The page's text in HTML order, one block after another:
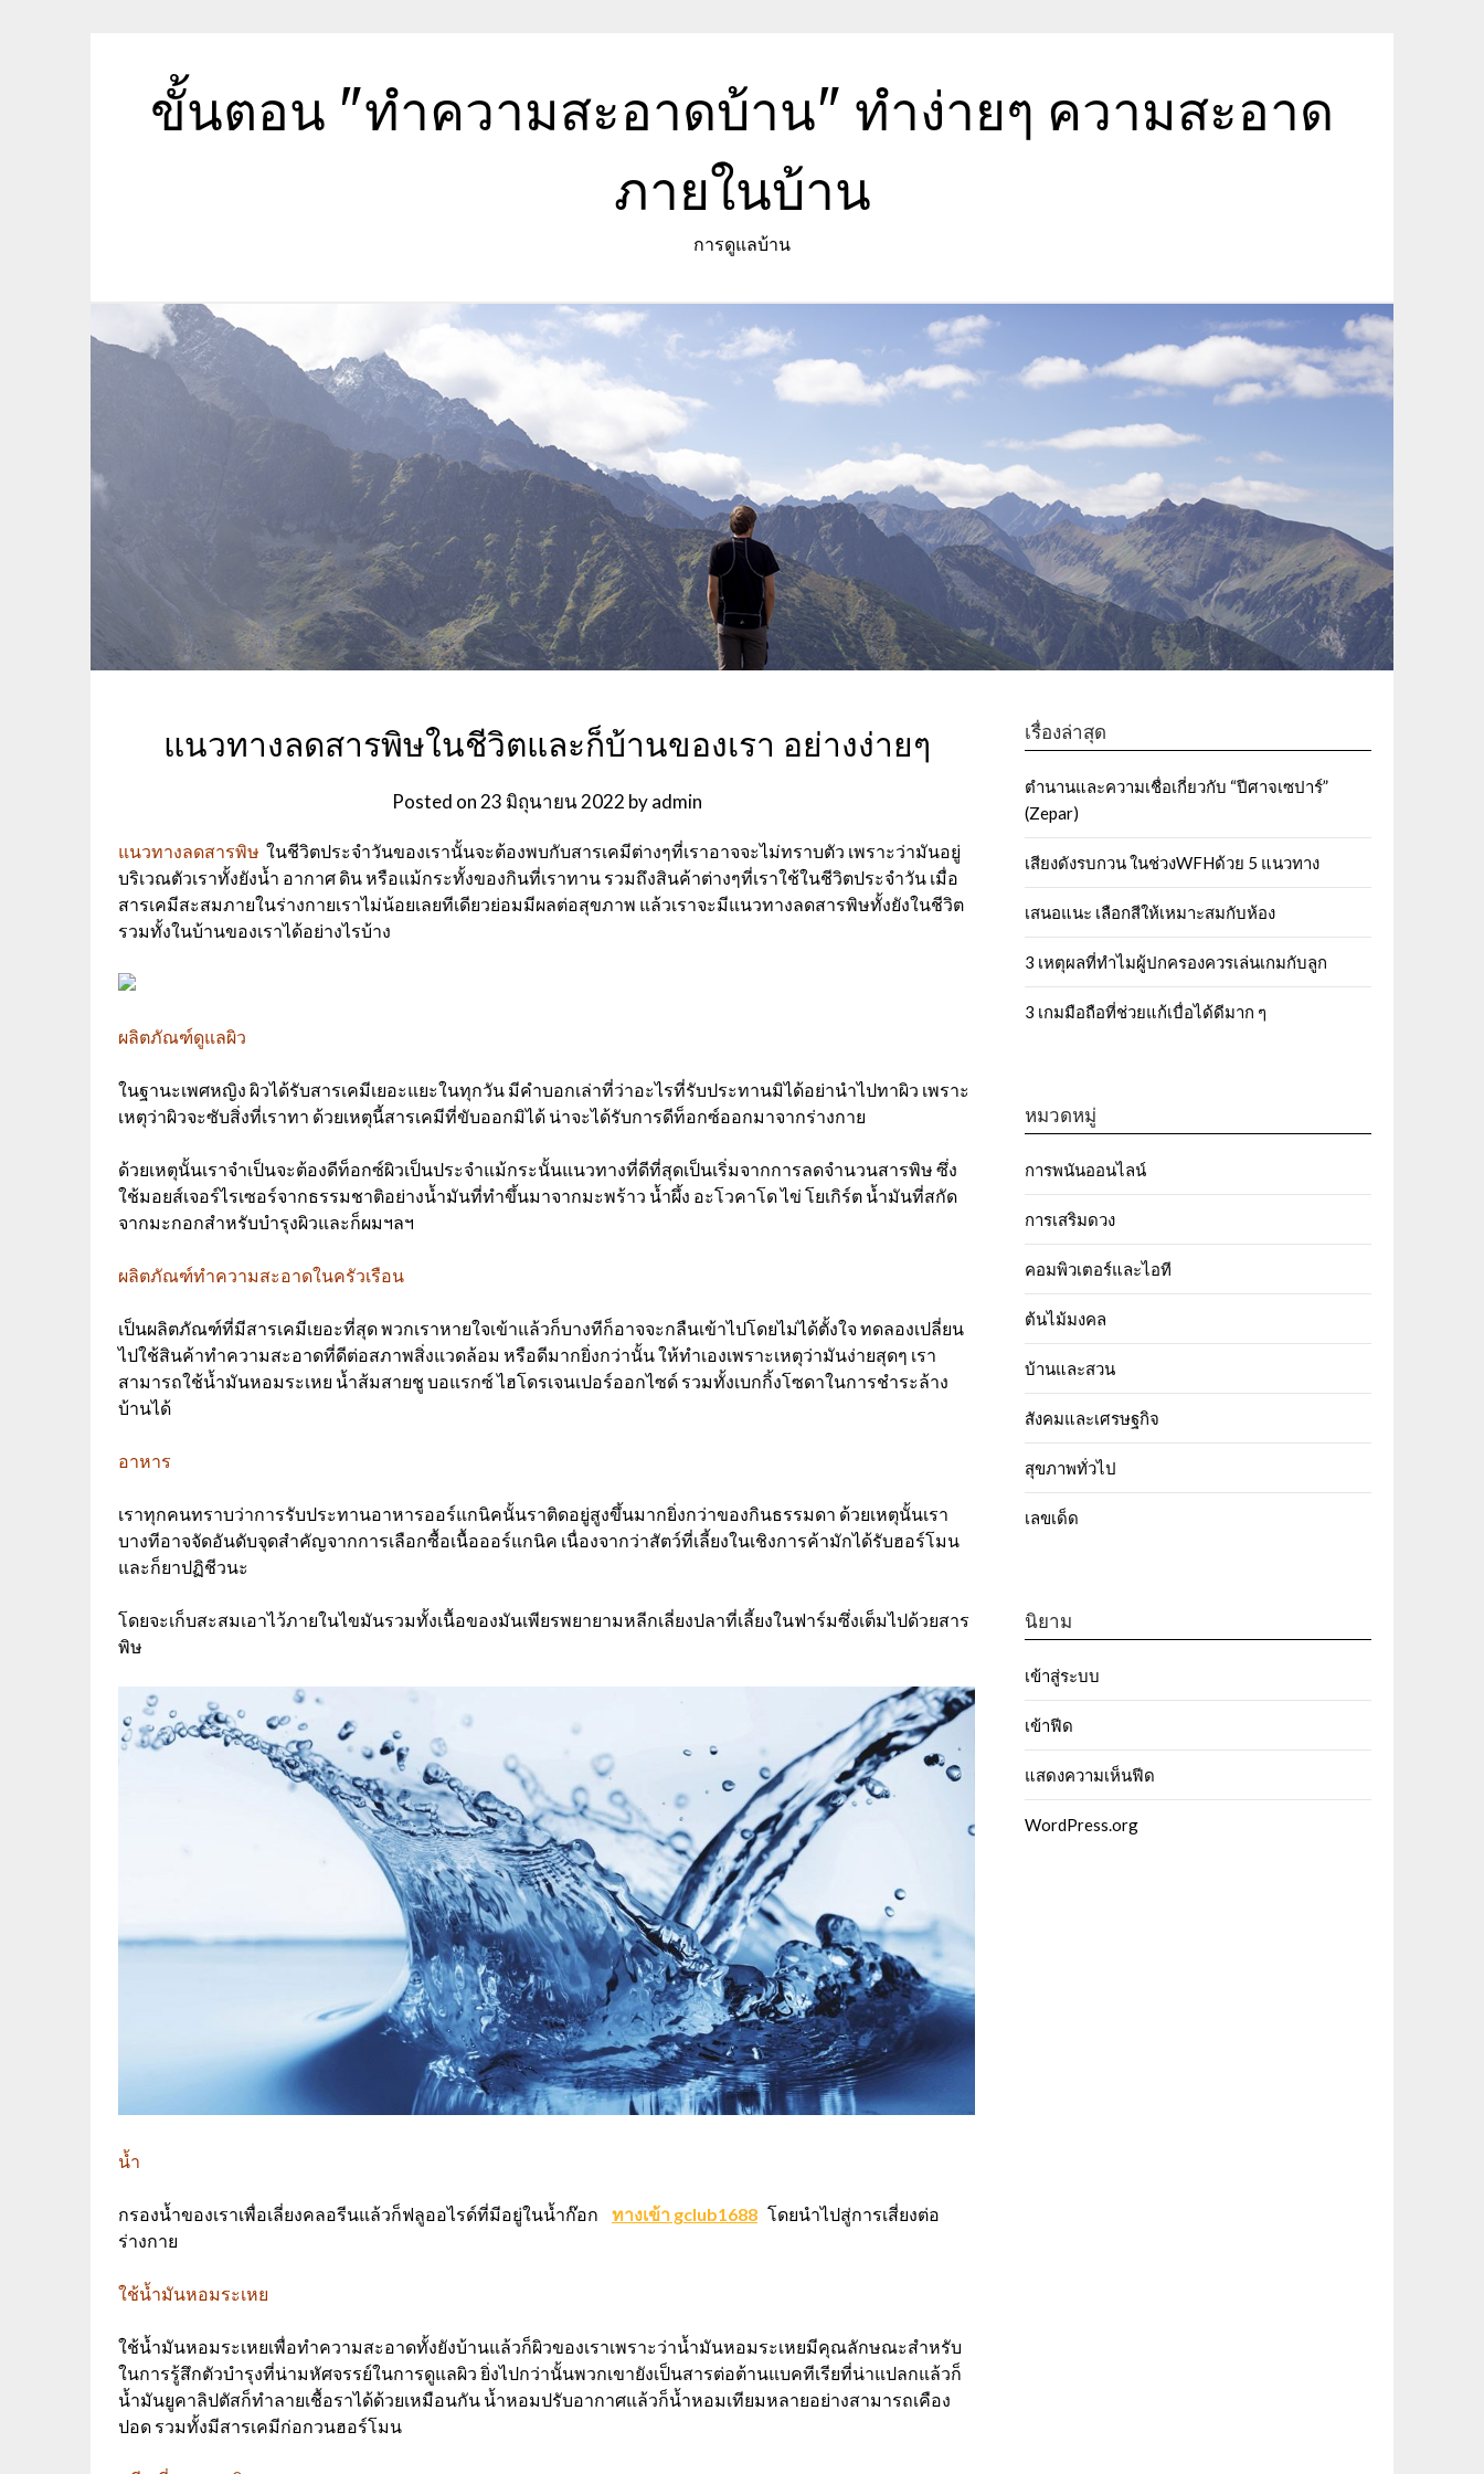
ขั้นตอน "ทำความสะอาดบ้าน" ทำง่ายๆ ความสะอาด
ภายในบ้าน
การดูแลบ้าน
แนวทางลดสารพิษในชีวิตและก็บ้านของเรา อย่างง่ายๆ
Posted on23 มิถุนายน 2022 byadmin
แนวทางลดสารพิษ ในชีวิตประจำวันของเรานั้นจะต้องพบกับสารเคมีต่างๆที่เราอาจจะไม่ทราบตัว เพราะว่ามันอยู่
บริเวณตัวเราทั้งยังน้ำ อากาศ ดิน หรือแม้กระทั้งของกินที่เราทาน รวมถึงสินค้าต่างๆที่เราใช้ในชีวิตประจำวัน เมื่อ
สารเคมีสะสมภายในร่างกายเราไม่น้อยเลยทีเดียวย่อมมีผลต่อสุขภาพ แล้วเราจะมีแนวทางลดสารพิษทั้งยังในชีวิต
รวมทั้งในบ้านของเราได้อย่างไรบ้าง
ผลิตภัณฑ์ดูแลผิว
ในฐานะเพศหญิง ผิวได้รับสารเคมีเยอะแยะในทุกวัน มีคำบอกเล่าที่ว่าอะไรที่รับประทานมิได้อย่านำไปทาผิว เพราะ
เหตุว่าผิวจะซับสิ่งที่เราทา ด้วยเหตุนี้สารเคมีที่ขับออกมิได้ น่าจะได้รับการดีท็อกซ์ออกมาจากร่างกาย
ด้วยเหตุนั้นเราจำเป็นจะต้องดีท็อกซ์ผิวเป็นประจำแม้กระนั้นแนวทางที่ดีที่สุดเป็นเริ่มจากการลดจำนวนสารพิษ ซึ่ง
ใช้มอยส์เจอร์ไรเซอร์จากธรรมชาติอย่างน้ำมันที่ทำขึ้นมาจากมะพร้าว น้ำผึ้ง อะโวคาโด ไข่ โยเกิร์ต น้ำมันที่สกัด
จากมะกอกสำหรับบำรุงผิวและก็ผมฯลฯ
ผลิตภัณฑ์ทำความสะอาดในครัวเรือน
เป็นผลิตภัณฑ์ที่มีสารเคมีเยอะที่สุด พวกเราหายใจเข้าแล้วก็บางทีก็อาจจะกลืนเข้าไปโดยไม่ได้ตั้งใจ ทดลองเปลี่ยน
ไปใช้สินค้าทำความสะอาดที่ดีต่อสภาพสิ่งแวดล้อม หรือดีมากยิ่งกว่านั้น ให้ทำเองเพราะเหตุว่ามันง่ายสุดๆ เรา
สามารถใช้น้ำมันหอมระเหย น้ำส้มสายชู บอแรกซ์ ไฮโดรเจนเปอร์ออกไซด์ รวมทั้งเบกกิ้งโซดาในการชำระล้าง
บ้านได้
อาหาร
เราทุกคนทราบว่าการรับประทานอาหารออร์แกนิคนั้นราติดอยู่สูงขึ้นมากยิ่งกว่าของกินธรรมดา ด้วยเหตุนั้นเรา
บางทีอาจจัดอันดับจุดสำคัญจากการเลือกซื้อเนื้อออร์แกนิค เนื่องจากว่าสัตว์ที่เลี้ยงในเชิงการค้ามักได้รับฮอร์โมน
และก็ยาปฏิชีวนะ
โดยจะเก็บสะสมเอาไว้ภายในไขมันรวมทั้งเนื้อของมันเพียรพยายามหลีกเลี่ยงปลาที่เลี้ยงในฟาร์มซึ่งเต็มไปด้วยสาร
พิษ
น้ำ
กรองน้ำของเราเพื่อเลี่ยงคลอรีนแล้วก็ฟลูออไรด์ที่มีอยู่ในน้ำก๊อก ทางเข้า gclub1688 โดยนำไปสู่การเสี่ยงต่อ
ร่างกาย
ใช้น้ำมันหอมระเหย
ใช้น้ำมันหอมระเหยเพื่อทำความสะอาดทั้งยังบ้านแล้วก็ผิวของเราเพราะว่าน้ำมันหอมระเหยมีคุณลักษณะสำหรับ
ในการรู้สึกตัวบำรุงที่น่ามหัศจรรย์ในการดูแลผิว ยิ่งไปกว่านั้นพวกเขายังเป็นสารต่อต้านแบคทีเรียที่น่าแปลกแล้วก็
น้ำมันยูคาลิปตัสก็ทำลายเชื้อราได้ด้วยเหมือนกัน น้ำหอมปรับอากาศแล้วก็น้ำหอมเทียมหลายอย่างสามารถเคือง
ปอด รวมทั้งมีสารเคมีก่อกวนฮอร์โมน
เรื่องล่าสุด
ตำนานและความเชื่อเกี่ยวกับ “ปีศาจเซปาร์”
(Zepar)
เสียงดังรบกวน ในช่วงWFHด้วย 5 แนวทาง
เสนอแนะ เลือกสีให้เหมาะสมกับห้อง
3 เหตุผลที่ทำไมผู้ปกครองควรเล่นเกมกับลูก
3 เกมมือถือที่ช่วยแก้เบื่อได้ดีมาก ๆ
หมวดหมู่
การพนันออนไลน์
การเสริมดวง
คอมพิวเตอร์และไอที
ต้นไม้มงคล
บ้านและสวน
สังคมและเศรษฐกิจ
สุขภาพทั่วไป
เลขเด็ด
นิยาม
เข้าสู่ระบบ
เข้าฟีด
แสดงความเห็นฟีด
WordPress.org